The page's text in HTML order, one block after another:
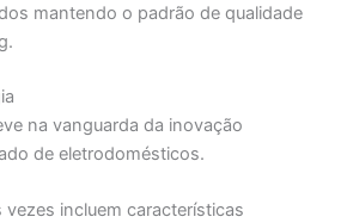
mantendo o padrão de qualidade
na vanguarda da inovação
de eletrodomésticos.
vezes incluem características